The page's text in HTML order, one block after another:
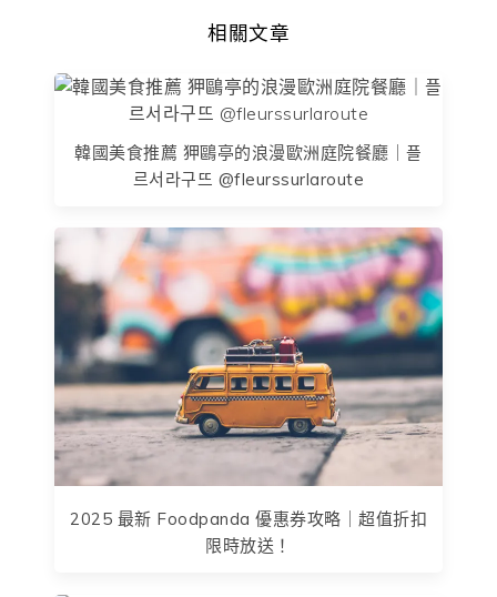
相關文章
韓國美食推薦 狎鷗亭的浪漫歐洲庭院餐廳｜플
르서라구뜨 @fleurssurlaroute
2025 最新 Foodpanda 優惠券攻略｜超值折扣
限時放送！